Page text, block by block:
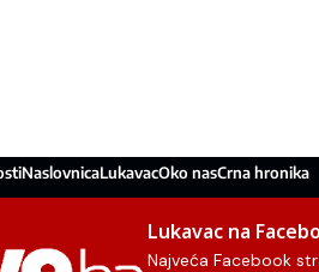
NaslovnicaLukavacOko nasCrna hronika
Lukavac na
Najveća Facebook